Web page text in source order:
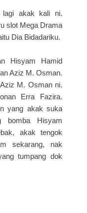
lagi akak kali ni.
slot Mega Drama
Dia Bidadariku.
Hisyam Hamid
Aziz M. Osman.
M. Osman ni.
Erra Fazira.
yang akak suka
bomba Hisyam
akak tengok
sekarang, nak
tumpang dok